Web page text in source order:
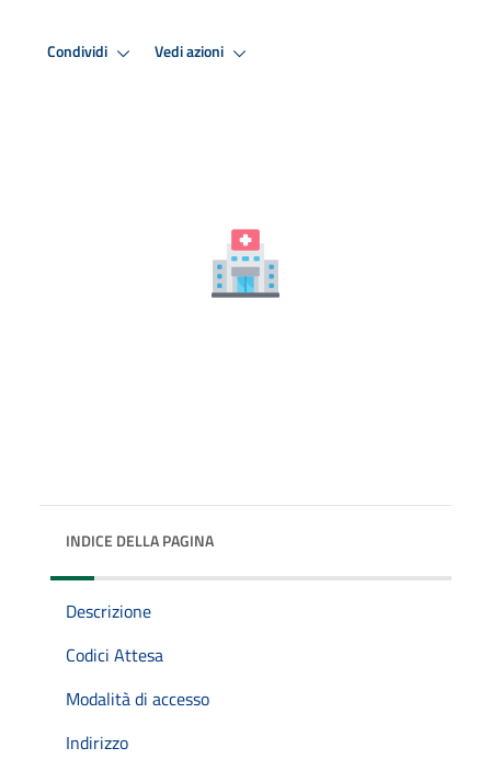
Condividi Vedi azioni
INDICE DELLA PAGINA
Descrizione
Codici Attesa
Modalità di accesso
Indirizzo